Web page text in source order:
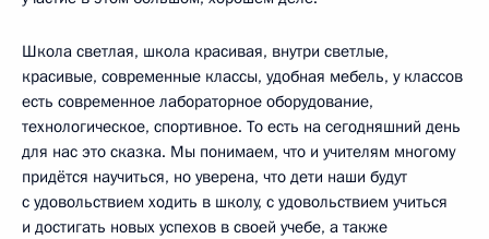
Школа светлая, школа красивая, внутри светлые,
красивые, современные классы, удобная мебель, у классов
есть современное лабораторное оборудование,
технологическое, спортивное. То есть на сегодняшний день
для нас это сказка. Мы понимаем, что и учителям многому
придётся научиться, но уверена, что дети наши будут
с удовольствием ходить в школу, с удовольствием учиться
и достигать новых успехов в своей учебе, а также